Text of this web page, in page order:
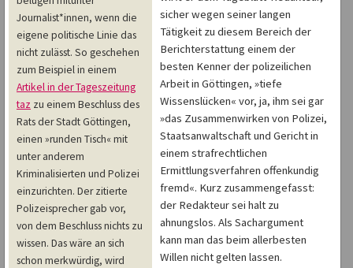
Journalist*innen, wenn die
eigene politische Linie das
nicht zulässt. So geschehen
zum Beispiel in einem
Artikel in der Tageszeitung
taz zu einem Beschluss des
Rats der Stadt Göttingen,
einen »runden Tisch« mit
unter anderem
Kriminalisierten und Polizei
einzurichten. Der zitierte
Polizeisprecher gab vor,
von dem Beschluss nichts zu
wissen. Das wäre an sich
schon merkwürdig, wird
sicher wegen seiner langen
Tätigkeit zu diesem Bereich der
Berichterstattung einem der
besten Kenner der polizeilichen
Arbeit in Göttingen, »tiefe
Wissenslücken« vor, ja, ihm sei gar
»das Zusammenwirken von Polizei,
Staatsanwaltschaft und Gericht in
einem strafrechtlichen
Ermittlungsverfahren offenkundig
fremd«. Kurz zusammengefasst:
der Redakteur sei halt zu
ahnungslos. Als Sachargument
kann man das beim allerbesten
Willen nicht gelten lassen.